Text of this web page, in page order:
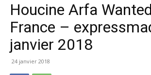
Houcine Arfa
France –
janvier 2018
24 janvier 2018